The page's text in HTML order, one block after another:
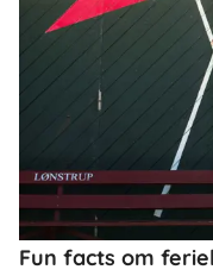
Fun facts om